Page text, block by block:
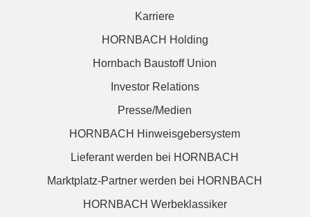
Karriere
HORNBACH Holding
Hornbach Baustoff Union
Investor Relations
Presse/Medien
HORNBACH Hinweisgebersystem
Lieferant werden bei HORNBACH
Marktplatz-Partner werden bei HORNBACH
HORNBACH Werbeklassiker